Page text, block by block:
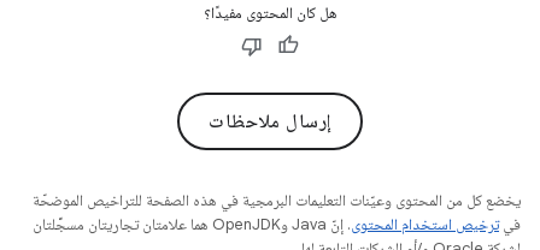
هل كان المحتوى مفيدًا؟
إرسال ملاحظات
يخضع كل من المحتوى وعيّنات التعليمات البرمجية في هذه الصفحة للتراخيص الموضحّة
فيترخيص استخدام المحتوى
. إنّ Java وOpenJDK هما علامتان تجاريتان مسجَّلتان